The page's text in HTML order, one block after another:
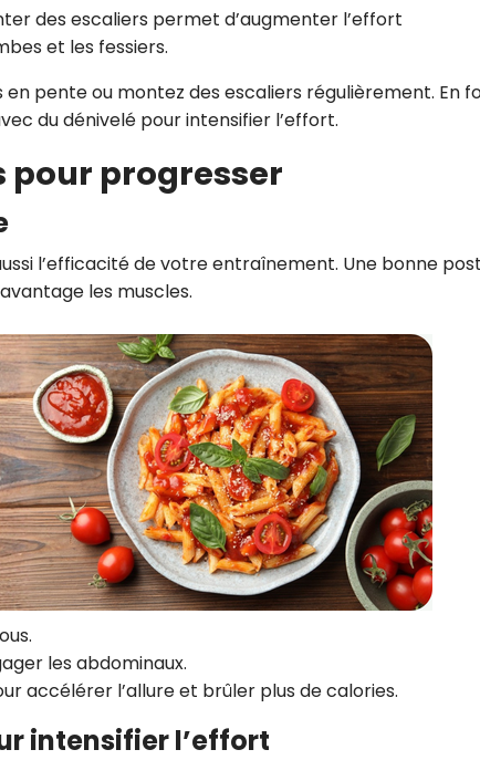
des escaliers permet d’augmenter l’effort
et les fessiers.
en pente ou montez des escaliers régulièrement. En
du dénivelé pour intensifier l’effort.
pour progresser
l’efficacité de votre entraînement. Une bonne
les muscles.
les abdominaux.
accélérer l’allure et brûler plus de calories.
intensifier l’effort